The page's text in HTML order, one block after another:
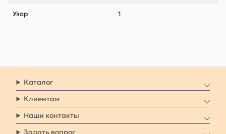
Узор 1
Каталог
Клиентам
Наши контакты
Задать вопрос